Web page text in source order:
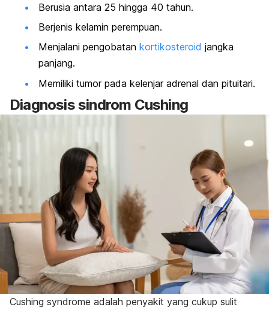
Berusia antara 25 hingga 40 tahun.
Berjenis kelamin perempuan.
Menjalani pengobatan kortikosteroid jangka
panjang.
Memiliki tumor pada kelenjar adrenal dan pituitari.
Diagnosis sindrom Cushing
Cushing syndrome adalah penyakit yang cukup sulit